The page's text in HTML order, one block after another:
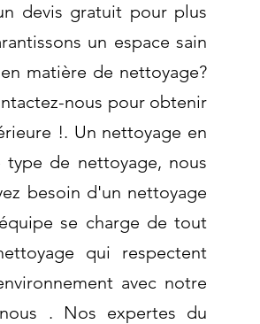
devis gratuit pour plus
un espace sain
matière de nettoyage?
nous pour obtenir
!. Un nettoyage en
de nettoyage, nous
besoin d'un nettoyage
se charge de tout
qui respectent
avec notre
. Nos expertes du